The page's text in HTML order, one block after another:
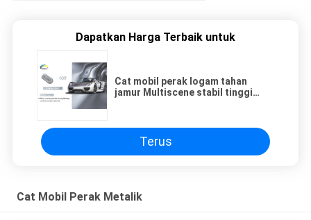
Dapatkan Harga Terbaik untuk
Cat mobil perak logam tahan
jamur Multiscene stabil tinggi
Terus
Cat Mobil Perak Metalik